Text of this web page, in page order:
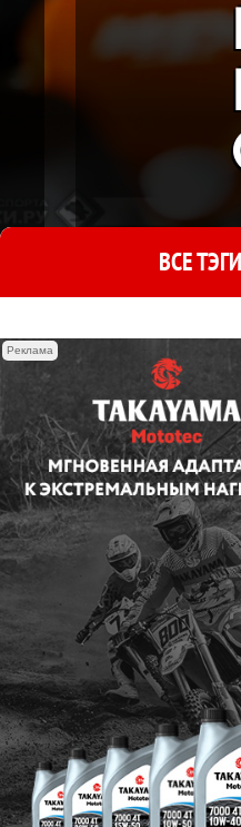
ВСЕ ТЭГИ
Реклама